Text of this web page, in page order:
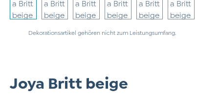
Dekorationsartikel gehören nicht zum Leistungsumfang.
Joya Britt beige